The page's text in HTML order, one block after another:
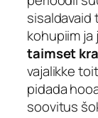
sisaldavaid
kohupiim
taimset
vajalikke
pidada
soovitus